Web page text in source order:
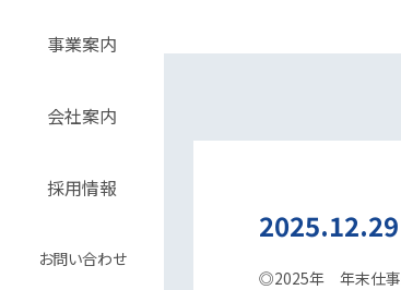
事業案内
会社案内
採用情報
お問い合わせ
2025.12.29
◎2025年 年末仕事